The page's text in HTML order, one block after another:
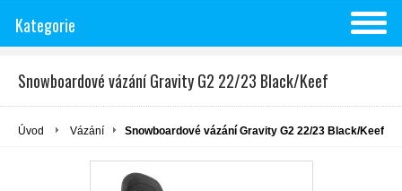
Kategorie
Snowboardové vázání Gravity G2 22/23 Black/Keef
Úvod Vázání Snowboardové vázání Gravity G2 22/23 Black/Keef